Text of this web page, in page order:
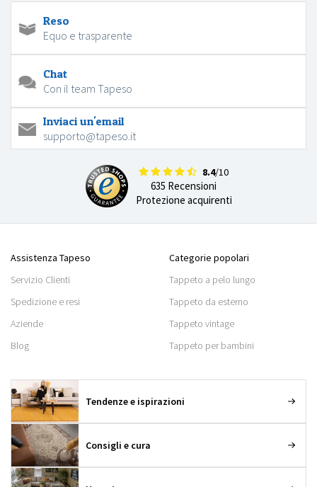
Reso
Equo e trasparente
Chat
Con il team Tapeso
Inviaci un'email
supporto@tapeso.it
8.4/10
635 Recensioni
Protezione acquirenti
Assistenza Tapeso
Servizio Clienti
Spedizione e resi
Aziende
Blog
Categorie popolari
Tappeto a pelo lungo
Tappeto da esterno
Tappeto vintage
Tappeto per bambini
Tendenze e ispirazioni
Consigli e cura